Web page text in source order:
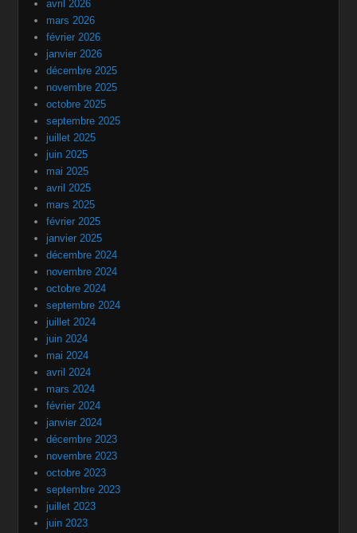
avril 2026
mars 2026
février 2026
janvier 2026
décembre 2025
novembre 2025
octobre 2025
septembre 2025
juillet 2025
juin 2025
mai 2025
avril 2025
mars 2025
février 2025
janvier 2025
décembre 2024
novembre 2024
octobre 2024
septembre 2024
juillet 2024
juin 2024
mai 2024
avril 2024
mars 2024
février 2024
janvier 2024
décembre 2023
novembre 2023
octobre 2023
septembre 2023
juillet 2023
juin 2023